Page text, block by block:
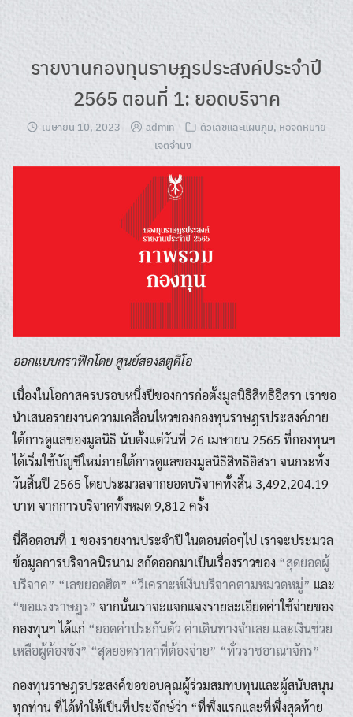
รายงานกองทุนราษฎรประสงค์ประจำปี
2565 ตอนที่ 1: ยอดบริจาค
เมษายน 10, 2023 admin ตัวเลขและแผนภูมิ, หอจดหมาย
เจตจำนง
ออกแบบกราฟิกโดย ศูนย์สองสตูดิโอ
เนื่องในโอกาสครบรอบหนึ่งปีของการก่อตั้งมูลนิธิสิทธิอิสรา เราขอ
นำเสนอรายงานความเคลื่อนไหวของกองทุนราษฎรประสงค์ภาย
ใต้การดูแลของมูลนิธิ นับตั้งแต่วันที่ 26 เมษายน 2565 ที่กองทุนฯ
ได้เริ่มใช้บัญชีใหม่ภายใต้การดูแลของมูลนิธิสิทธิอิสรา จนกระทั่ง
วันสิ้นปี 2565 โดยประมวลจากยอดบริจาคทั้งสิ้น 3,492,204.19
บาท จากการบริจาคทั้งหมด 9,812 ครั้ง
นี่คือตอนที่ 1 ของรายงานประจำปี ในตอนต่อๆไป เราจะประมวล
ข้อมูลการบริจาคนิรนาม สกัดออกมาเป็นเรื่องราวของ “สุดยอดผู้
บริจาค” “เลขยอดฮิต” “วิเคราะห์เงินบริจาคตามหมวดหมู่” และ
“ขอแรงราษฎร” จากนั้นเราจะแจกแจงรายละเอียดค่าใช้จ่ายของ
กองทุนฯ ได้แก่ “ยอดค่าประกันตัว ค่าเดินทางจำเลย และเงินช่วย
เหลือผู้ต้องขัง” “สุดยอดราคาที่ต้องจ่าย” “ทั่วราชอาณาจักร”
กองทุนราษฎรประสงค์ขอขอบคุณผู้ร่วมสมทบทุนและผู้สนับสนุน
ทุกท่าน ที่ได้ทำให้เป็นที่ประจักษ์ว่า “ที่พึ่งแรกและที่พึ่งสุดท้าย